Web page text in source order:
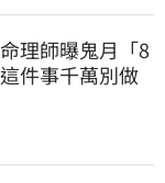
理師曝鬼月「8
件事千萬別做